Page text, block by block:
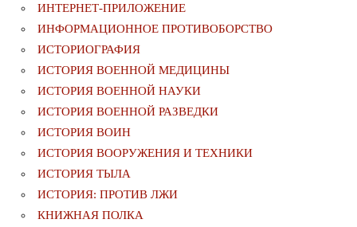
ИНТЕРНЕТ-ПРИЛОЖЕНИЕ
ИНФОРМАЦИОННОЕ ПРОТИВОБОРСТВО
ИСТОРИОГРАФИЯ
ИСТОРИЯ ВОЕННОЙ МЕДИЦИНЫ
ИСТОРИЯ ВОЕННОЙ НАУКИ
ИСТОРИЯ ВОЕННОЙ РАЗВЕДКИ
ИСТОРИЯ ВОИН
ИСТОРИЯ ВООРУЖЕНИЯ И ТЕХНИКИ
ИСТОРИЯ ТЫЛА
ИСТОРИЯ: ПРОТИВ ЛЖИ
КНИЖНАЯ ПОЛКА